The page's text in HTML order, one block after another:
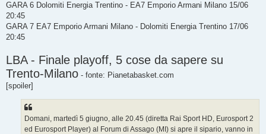
GARA 6 Dolomiti Energia Trentino - EA7 Emporio Armani Milano 15/06
20:45
GARA 7 EA7 Emporio Armani Milano - Dolomiti Energia Trentino 17/06
20:45
LBA - Finale playoff, 5 cose da sapere su
Trento-Milano - fonte: Pianetabasket.com
[spoiler]
Domani, martedì 5 giugno, alle 20.45 (diretta Rai Sport HD, Eurosport 2
ed Eurosport Player) al Forum di Assago (MI) si apre il sipario, vanno in